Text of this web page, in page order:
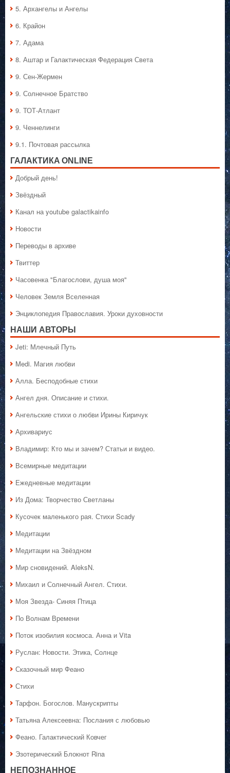
5. Архангелы и Ангелы
6. Крайон
7. Адама
8. Аштар и Галактическая Федерация Света
9. Сен-Жермен
9. Солнечное Братство
9. ТОТ-Атлант
9. Ченнелинги
9.1. Почтовая рассылка
ГАЛАКТИКA ONLINE
Добрый день!
Звёздный
Канал на youtube galactikainfo
Новости
Переводы в архиве
Твиттер
Часовенка "Благослови, душа моя"
Человек Земля Вселенная
Энциклопедия Православия. Уроки духовности
НАШИ АВТОРЫ
Jeti: Млечный Путь
Medi. Магия любви
Алла. Бесподобные стихи
Ангел дня. Описание и стихи.
Ангельские стихи о любви Ирины Киричук
Архивариус
Владимир: Кто мы и зачем? Статьи и видео.
Всемирные медитации
Ежедневные медитации
Из Дома: Творчество Светланы
Кусочек маленького рая. Стихи Scady
Медитации
Медитации на Звёздном
Мир сновидений. AleksN.
Михаил и Солнечный Ангел. Стихи.
Моя Звезда- Синяя Птица
По Волнам Времени
Поток изобилия космоса. Анна и Vita
Руслан: Новости. Этика, Солнце
Сказочный мир Феано
Стихи
Тарфон. Богослов. Манускрипты
Татьяна Алексеевна: Послания с любовью
Феано. Галактический Ковчег
Эзотерический Блокнот Rina
НЕПОЗНАННОЕ